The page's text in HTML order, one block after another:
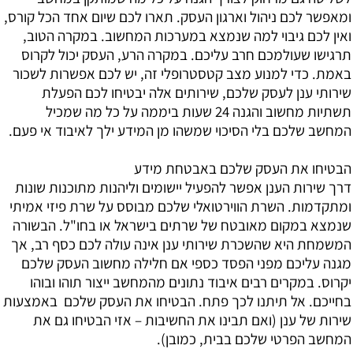
ומאפשר לכם ניהול וארגון העסק. תארו לכם שיום אחד הכל קורס,
ואין לכם גיבוי למה שנמצא במערכות המחשוב. במקרה הטוב,
תרגישו שעולמכם חרב עליכם. במקרה הרע, העסק יכול לקרוס
באמת. כדי למנוע מצב קטסטרופלי זה, יש לכם אפשרות לשכור
שירותי ענן לעסק שלכם, שירותים אלה יבטיחו לכם הפעלת
תשתיות מחשוב והגנה 24 שעות ביממה על כל מה שמכיל
המחשב שלכם בלי הסיכוי שמשהו מן המידע ילך לאיבוד אי פעם.
הבטיחו את העסק שלכם באבטחת מידע
דרך שירות הענן אפשר להפעיל יישומים וליהנות מתוכנות שונות
ומתקדמות. השרת הווירטואלי שלכם מבוסס על שרת פיזי אמיתי
שנמצא במקום מאובטח של שרתים בישראל או בחו"ל. הבשורה
המשמחת היא שהשכרת שירותי ענן אינה עולה לכם כסף רב, אך
מגנה עליכם מפני הפסד כספי אם חלילה מחשוב העסק שלכם
יקרוס. במקרים רבים איבוד נתונים מהמחשב ייצור תוהו ובוהו
בחייכם. אל תיתנו לכך פתח. הבטיחו את העסק שלכם באמצעות
שירות של ענן (ואם תבינו את החשיבות – אזי הבטיחו גם את
המחשב הפרטי שלכם בבית, כמובן).